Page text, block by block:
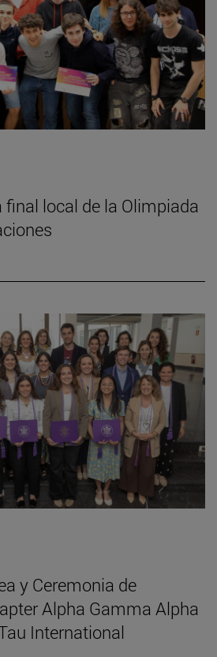
final local de la Olimpiada
y Ceremonia de
Alpha Gamma Alpha
International